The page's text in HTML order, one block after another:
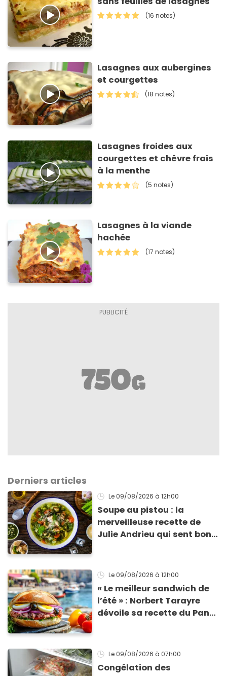
(16 notes)
Lasagnes aux aubergines
et courgettes
(18 notes)
Lasagnes froides aux
courgettes et chêvre frais
à la menthe
(5 notes)
Lasagnes à la viande
hachée
(17 notes)
Derniers articles
Le 09/08/2026 à 12h00
Soupe au pistou : la
merveilleuse recette de
Julie Andrieu qui sent bon
Le 09/08/2026 à 12h00
« Le meilleur sandwich de
l’été » : Norbert Tarayre
dévoile sa recette du Pan
Le 09/08/2026 à 07h00
Congélation des